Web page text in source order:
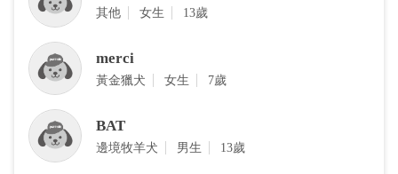
其他 女生 13歲
merci
黃金獵犬 女生 7歲
BAT
邊境牧羊犬 男生 13歲